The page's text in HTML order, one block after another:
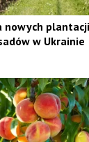
nowych
w Ukrainie